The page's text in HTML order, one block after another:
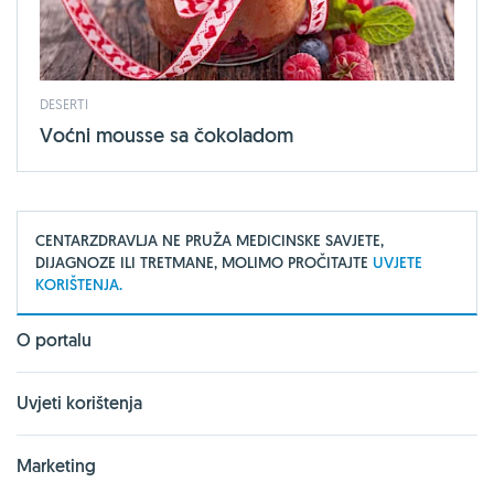
DESERTI
Voćni mousse sa čokoladom
CENTARZDRAVLJA NE PRUŽA MEDICINSKE SAVJETE,
DIJAGNOZE ILI TRETMANE, MOLIMO PROČITAJTE UVJETE
KORIŠTENJA.
O portalu
Uvjeti korištenja
Marketing